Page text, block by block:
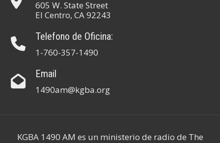
605 W. State Street
El Centro, CA 92243
Telefono de Oficina:
1-760-357-1490
Email
1490am@kgba.org
KGBA 1490 AM es un ministerio de radio de The